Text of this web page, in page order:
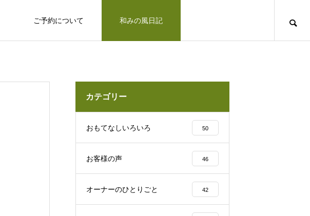
ご予約について 和みの風日記
凛とした空気の佇まい、帯広神社と花手
水2025
カテゴリー
おもてなしいろいろ 50
お客様の声 46
オーナーのひとりごと 42